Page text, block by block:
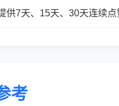
供7天、15天、30天连续
考